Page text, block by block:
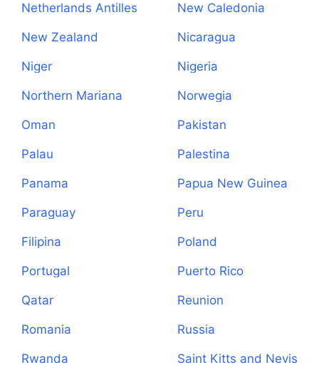
Netherlands Antilles New Caledonia
New Zealand Nicaragua
Niger Nigeria
Northern Mariana
Norwegia
Oman Pakistan
Palau Palestina
Panama Papua New Guinea
Paraguay Peru
Filipina Poland
Portugal Puerto Rico
Qatar Reunion
Romania Russia
Rwanda Saint Kitts and Nevis